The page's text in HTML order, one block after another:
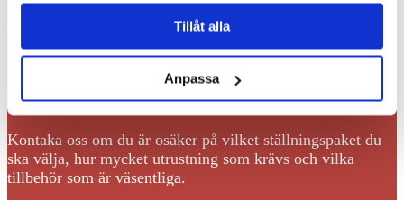
Tillåt alla
Anpassa
Frågor och funderingar?
Kontaka oss om du är osäker på vilket ställningspaket du
ska välja, hur mycket utrustning som krävs och vilka
tillbehör som är väsentliga.